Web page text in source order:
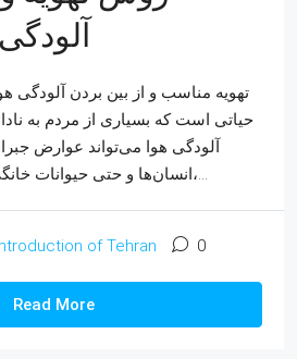
تهویه مناسب و از بین بردن آلودگی
حیاتی است که بسیاری از مردم به
آلودگی هوا می‌تواند عوارض
انسان‌ها و حتی حیوانات خانگی به خود بگیرد. بنابراین،...
of Tehran 0
Read More